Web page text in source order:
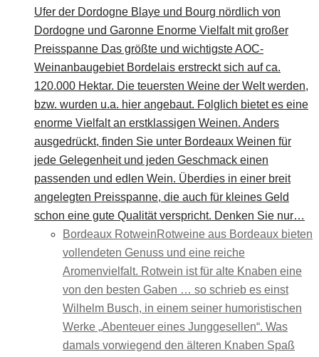
Ufer der Dordogne Blaye und Bourg nördlich von
Dordogne und Garonne Enorme Vielfalt mit großer
Preisspanne Das größte und wichtigste AOC-
Weinanbaugebiet Bordelais erstreckt sich auf ca.
120.000 Hektar. Die teuersten Weine der Welt werden,
bzw. wurden u.a. hier angebaut. Folglich bietet es eine
enorme Vielfalt an erstklassigen Weinen. Anders
ausgedrückt, finden Sie unter Bordeaux Weinen für
jede Gelegenheit und jeden Geschmack einen
passenden und edlen Wein. Überdies in einer breit
angelegten Preisspanne, die auch für kleines Geld
schon eine gute Qualität verspricht. Denken Sie nur…
Bordeaux RotweinRotweine aus Bordeaux bieten
vollendeten Genuss und eine reiche
Aromenvielfalt. Rotwein ist für alte Knaben eine
von den besten Gaben … so schrieb es einst
Wilhelm Busch, in einem seiner humoristischen
Werke „Abenteuer eines Junggesellen“. Was
damals vorwiegend den älteren Knaben Spaß